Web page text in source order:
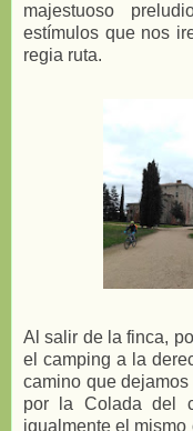
majestuoso
estímulos que nos
regia ruta.
Al salir de la finca,
el camping a la
camino que
por la Colada del
igualmente el mismo